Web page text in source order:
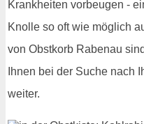
Krankheiten vorbeugen -
Knolle so oft wie möglich
von Obstkorb Rabenau
Ihnen bei der Suche nach
weiter.